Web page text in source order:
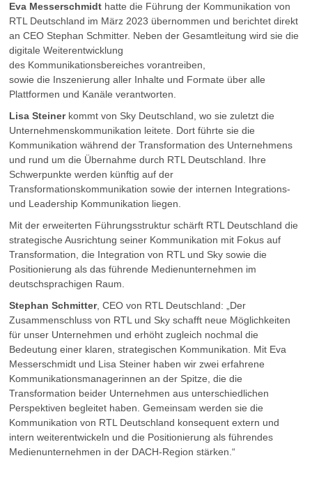
Eva Messerschmidt hatte die Führung der Kommunikation von
RTL Deutschland im März 2023 übernommen und berichtet direkt
an CEO Stephan Schmitter. Neben der Gesamtleitung wird sie die
digitale Weiterentwicklung
des Kommunikationsbereiches vorantreiben,
sowie die Inszenierung aller Inhalte und Formate über alle
Plattformen und Kanäle verantworten.
Lisa Steinerkommt von Sky Deutschland, wo sie zuletzt die
Unternehmenskommunikation leitete. Dort führte sie die
Kommunikation während der Transformation des Unternehmens
und rund um die Übernahme durch RTL Deutschland. Ihre
Schwerpunkte werden künftig auf der
Transformationskommunikation sowie der internen Integrations-
und Leadership Kommunikation liegen.
Mit der erweiterten Führungsstruktur schärft RTL Deutschland die
strategische Ausrichtung seiner Kommunikation mit Fokus auf
Transformation, die Integration von RTL und Sky sowie die
Positionierung als das führende Medienunternehmen im
deutschsprachigen Raum.
Stephan Schmitter, CEO von RTL Deutschland: „Der
Zusammenschluss von RTL und Sky schafft neue Möglichkeiten
für unser Unternehmen und erhöht zugleich nochmal die
Bedeutung einer klaren, strategischen Kommunikation. Mit Eva
Messerschmidt und Lisa Steiner haben wir zwei erfahrene
Kommunikationsmanagerinnen an der Spitze, die die
Transformation beider Unternehmen aus unterschiedlichen
Perspektiven begleitet haben. Gemeinsam werden sie die
Kommunikation von RTL Deutschland konsequent extern und
intern weiterentwickeln und die Positionierung als führendes
Medienunternehmen in der DACH-Region stärken.“